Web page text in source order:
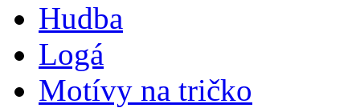
Hudba
Logá
Motívy na tričko